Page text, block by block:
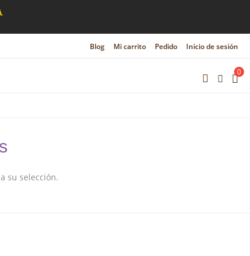
Blog Mi carrito Pedido Inicio de sesión
0
su selección.